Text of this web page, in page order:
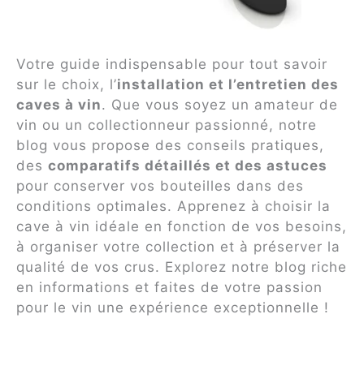
Votre guide indispensable pour tout savoir
sur le choix, l’installation et l’entretien des
caves à vin. Que vous soyez un amateur de
vin ou un collectionneur passionné, notre
blog vous propose des conseils pratiques,
des comparatifs détaillés et des astuces
pour conserver vos bouteilles dans des
conditions optimales. Apprenez à choisir la
cave à vin idéale en fonction de vos besoins,
à organiser votre collection et à préserver la
qualité de vos crus. Explorez notre blog riche
en informations et faites de votre passion
pour le vin une expérience exceptionnelle !